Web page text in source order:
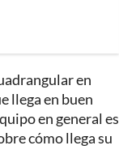
en
llega en buen
en general es
cómo llega su